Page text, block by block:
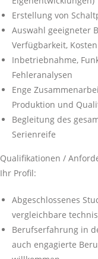
Erstellung von
Auswahl geeigneter
Verfügbarkeit,
Inbetriebnahme,
Fehleranalysen
Enge
Produktion und
Begleitung des
Serienreife
Qualifikationen /
Ihr Profil:
Abgeschlossenes
vergleichbare
Berufserfahrung in
auch engagierte